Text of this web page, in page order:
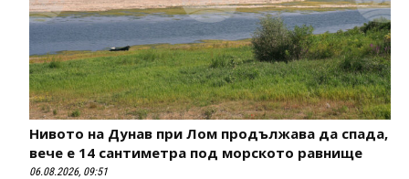
Нивото на Дунав при Лом продължава да спада,
вече е 14 сантиметра под морското равнище
06.08.2026, 09:51